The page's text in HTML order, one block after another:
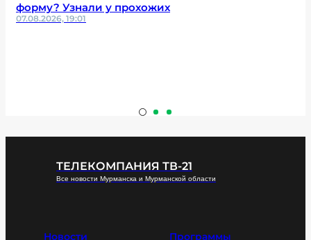
форму? Узнали у прохожих
07.08.2026, 19:01
ТЕЛЕКОМПАНИЯ ТВ-21
Все новости Мурманска и Мурманской области
Новости Программы